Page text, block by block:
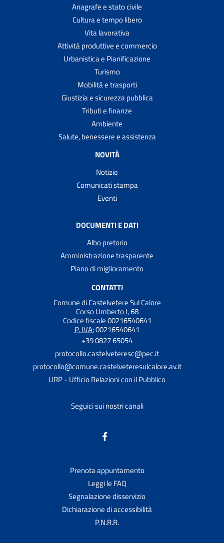
Anagrafe e stato civile
Cultura e tempo libero
Vita lavorativa
Attività produttive e commercio
Urbanistica e Pianificazione
Turismo
Mobilità e trasporti
Giustizia e sicurezza pubblica
Tributi e finanze
Ambiente
Salute, benessere e assistenza
NOVITÀ
Notizie
Comunicati stampa
Eventi
DOCUMENTI E DATI
Albo pretorio
Amministrazione trasparente
Piano di miglioramento
CONTATTI
Comune di Castelvetere Sul Calore
Corso Umberto I, 68
Codice fiscale 00216540641
P. IVA:00216540641
+39 0827 65054
protocollo.castelveteresc@pec.it
protocollo@comune.castelveteresulcalore.av.it
URP - Ufficio Relazioni con il Pubblico
Seguici sui nostri canali
Prenota appuntamento
Leggi le FAQ
Segnalazione disservizio
Dichiarazione di accessibilità
P.N.R.R.